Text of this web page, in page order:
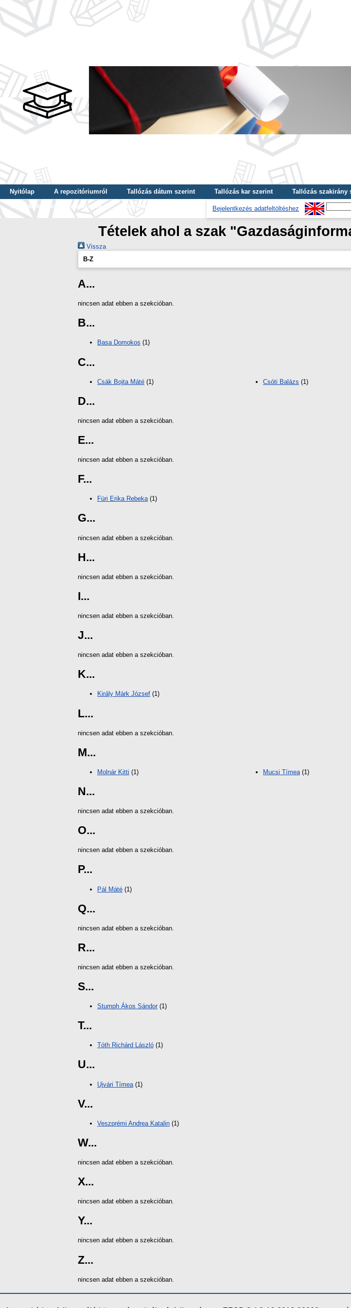
Nyitólap A repozitóriumról Tallózás dátum szerint Tallózás kar szerint Tallózás szakirány
Tallózás képzés szintje szerint
Tallózás kulcsszó szerint Bejelentkezés adatfeltöltéshez
Tételek ahol a szak
Vissza
B-Z
A...
nincsen adat ebben a szekcióban.
B...
Basa Domokos (1)
C...
Csák Bojta Máté (1) Csóti Balázs (1)
D...
nincsen adat ebben a szekcióban.
E...
nincsen adat ebben a szekcióban.
F...
Füri Erika Rebeka(1)
G...
nincsen adat ebben a szekcióban.
H...
nincsen adat ebben a szekcióban.
I...
nincsen adat ebben a szekcióban.
J...
nincsen adat ebben a szekcióban.
K...
Király Márk József (1)
L...
nincsen adat ebben a szekcióban.
M...
Molnár Kitti (1) Mucsi Tímea (1)
N...
nincsen adat ebben a szekcióban.
O...
nincsen adat ebben a szekcióban.
P...
Pál Máté (1)
Q...
nincsen adat ebben a szekcióban.
R...
nincsen adat ebben a szekcióban.
S...
Stumph Ákos Sándor(1)
T...
Tóth Richárd László (1)
U...
Ujvári Tímea (1)
V...
Veszprémi Andrea Katalin (1)
W...
nincsen adat ebben a szekcióban.
X...
nincsen adat ebben a szekcióban.
Y...
nincsen adat ebben a szekcióban.
Z...
nincsen adat ebben a szekcióban.